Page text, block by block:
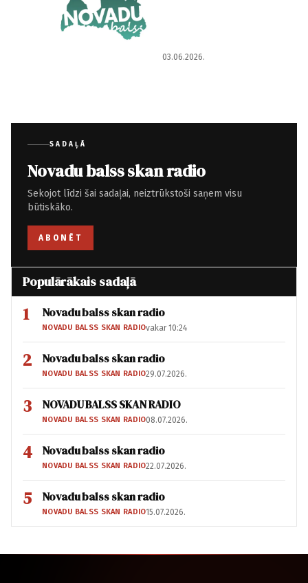
03.06.2026.
SADAĻĀ
Novadu balss skan radio
Sekojot līdzi šai sadaļai, neiztrūkstoši saņem visu
būtiskāko.
ABONĒT
Populārākais sadaļā
1 Novadu balss skan radio
NOVADU BALSS SKAN RADIOvakar 10:24
2 Novadu balss skan radio
NOVADU BALSS SKAN RADIO29.07.2026.
3 NOVADU BALSS SKAN RADIO
NOVADU BALSS SKAN RADIO08.07.2026.
4 Novadu balss skan radio
NOVADU BALSS SKAN RADIO22.07.2026.
5 Novadu balss skan radio
NOVADU BALSS SKAN RADIO15.07.2026.